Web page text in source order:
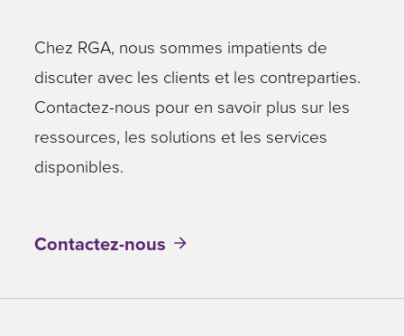
Chez RGA, nous sommes impatients de
discuter avec les clients et les contreparties.
Contactez-nous pour en savoir plus sur les
ressources, les solutions et les services
disponibles.
Contactez-nous